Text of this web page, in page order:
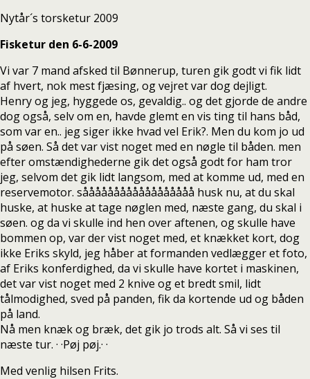
Nytår´s torsketur 2009
Fisketur den 6-6-2009
Vi var 7 mand afsked til Bønnerup, turen gik godt vi fik lidt
af hvert, nok mest fjæsing, og vejret var dog dejligt.
Henry og jeg, hyggede os, gevaldig.. og det gjorde de andre
dog også, selv om en, havde glemt en vis ting til hans båd,
som var en.. jeg siger ikke hvad vel Erik?. Men du kom jo ud
på søen. Så det var vist noget med en nøgle til båden. men
efter omstændighederne gik det også godt for ham tror
jeg, selvom det gik lidt langsom, med at komme ud, med en
reservemotor. såååååååååååååååååå husk nu, at du skal
huske, at huske at tage nøglen med, næste gang, du skal i
søen. og da vi skulle ind hen over aftenen, og skulle have
bommen op, var der vist noget med, et knækket kort, dog
ikke Eriks skyld, jeg håber at formanden vedlægger et foto,
af Eriks konferdighed, da vi skulle have kortet i maskinen,
det var vist noget med 2 knive og et bredt smil, lidt
tålmodighed, sved på panden, fik da kortende ud og båden
på land.
Nå men knæk og bræk, det gik jo trods alt. Så vi ses til
næste tur. · ·Pøj pøj.· ·
Med venlig hilsen Frits.